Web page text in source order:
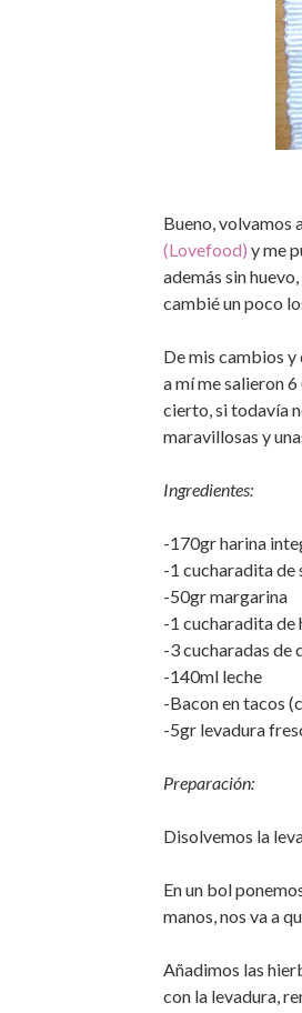
Bueno, volvamos
(Lovefood) y me
además sin
cambié un poco
De mis cambios
a mí me salieron
cierto, si todavía
maravillosas y
Ingredientes:
-170gr harina
-1 cucharadita de
-50gr margarina
-1 cucharadita de
-3 cucharadas de
-140ml leche
-Bacon en tacos
-5gr levadura
Preparación:
Disolvemos la
En un bol
manos, nos va a
Añadimos las
con la levadura,